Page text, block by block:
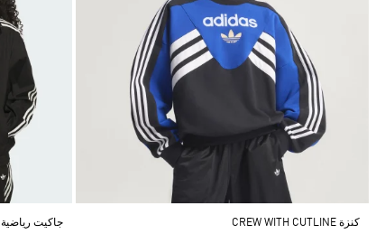
كنزة CREW WITH CUTLINE
جاكيت رياضية SKATEBOARDING VINTAGE SUPERFIRE